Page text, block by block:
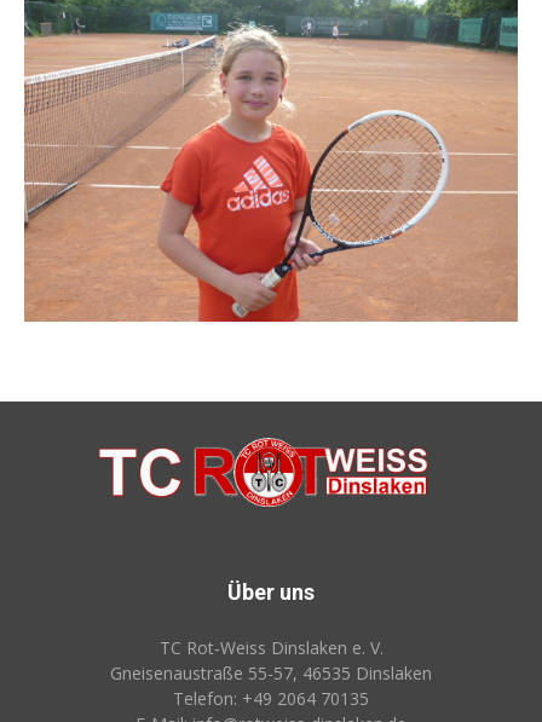
Weiss
Dinslaken
Über uns
TC Rot‑Weiss Dinslaken e. V.
Gneisenaustraße 55-57, 46535 Dinslaken
Telefon: +49 2064 70135